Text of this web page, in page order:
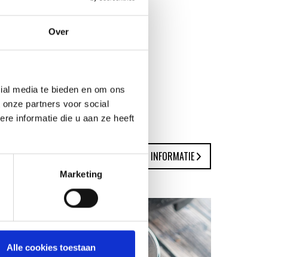
Over
media te bieden en om ons
partners voor social
informatie die u aan ze heeft
Marketing
Alle cookies toestaan
MEER INFORMATIE